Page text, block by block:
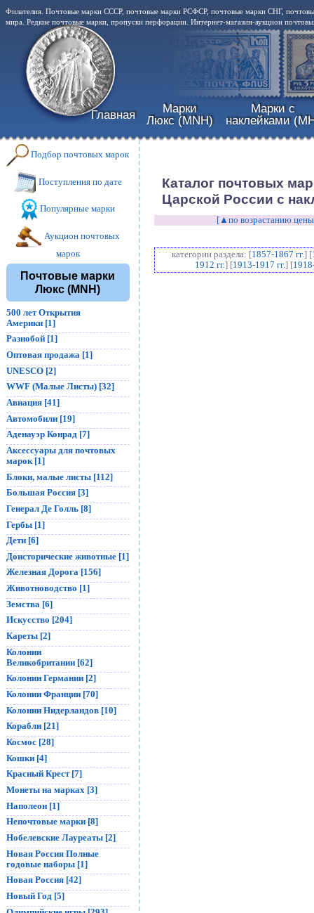
Филателия. Почтовые марки СССР, почтовые марки РСФСР, почтовые марки СНГ,
мира. Редкие почтовые марки, пропуски перфорации. Интернет-магазин-аукцион
Главная
Марки
Люкс (MNH)
Марки с
наклейками
Подбор почтовых марок
Поступления по дате
Популярные марки
Аукцион почтовых
марок
Почтовые марки
Люкс (MNH)
500 лет Открытия
Америки [1]
Разнобой [1]
Оптовая продажа [1]
UNESCO [2]
WWF (Малые Листы) [32]
Авиация [41]
Автомобили [19]
Аденауэр Конрад [7]
Аксессуары для почтовых
марок [1]
Блоки, малые листы [112]
Большая Россия [3]
Генерал Де Голль [8]
Гербы [1]
Дети [6]
Доисторические животные [1]
Железная Дорога [156]
Животноводство [1]
Земства [6]
Искусство [204]
Кареты [2]
Колонии
Великобритании [62]
Колонии Германии [2]
Колонии Франции [70]
Колонии Нидерландов [10]
Корабли [21]
Космос [28]
Кошки [4]
Красный Крест [7]
Монеты на марках [3]
Наполеон [1]
Непочтовые марки [8]
Нобелевские Лауреаты [2]
Новая Россия Полные
годовые наборы [1]
Новая Россия [42]
Новый Год [5]
Каталог почтовых
Царской России с
[▲по возрастанию
категории раздела: [1857-1867 гг.] [
1912 гг.] [1913-1917 гг.] [